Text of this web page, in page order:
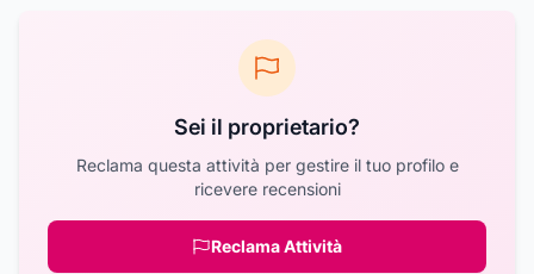
Sei il proprietario?
Reclama questa attività per gestire il tuo profilo e
ricevere recensioni
Reclama Attività